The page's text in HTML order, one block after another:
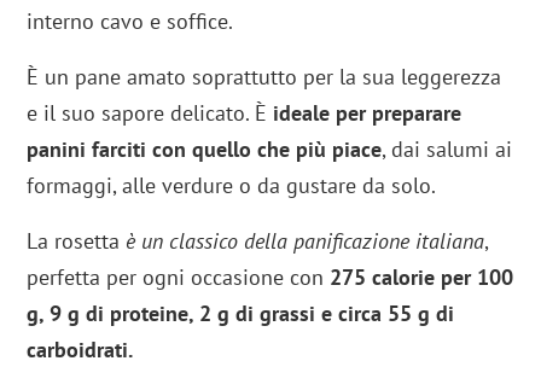
interno cavo e soffice.
È un pane amato soprattutto per la sua leggerezza
e il suo sapore delicato. È ideale per preparare
panini farciti con quello che più piace, dai salumi ai
formaggi, alle verdure o da gustare da solo.
La rosetta è un classico della panificazione italiana,
perfetta per ogni occasione con 275 calorie per 100
g, 9 g di proteine, 2 g di grassi e circa 55 g di
carboidrati.